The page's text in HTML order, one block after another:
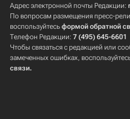
Адрес электронной почты Редакции:
По вопросам размещения пресс-
воспользуйтесьформой обратной
Телефон Редакции: 7 (495) 645-6601
Чтобы связаться с редакцией или
замеченных ошибках,
связи.